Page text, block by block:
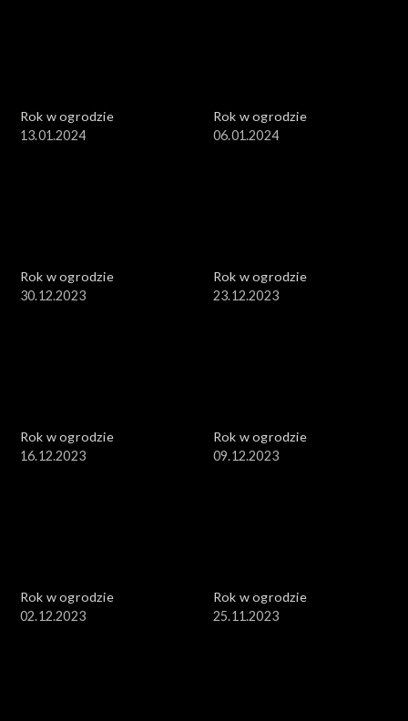
Rok w ogrodzie
13.01.2024
Rok w ogrodzie
06.01.2024
Rok w ogrodzie
30.12.2023
Rok w ogrodzie
23.12.2023
Rok w ogrodzie
16.12.2023
Rok w ogrodzie
09.12.2023
Rok w ogrodzie
02.12.2023
Rok w ogrodzie
25.11.2023